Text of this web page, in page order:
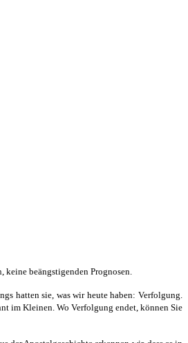
keine beängstigenden Prognosen.
hatten sie, was wir heute haben: Verfolgung.
im Kleinen. Wo Verfolgung endet, können Sie